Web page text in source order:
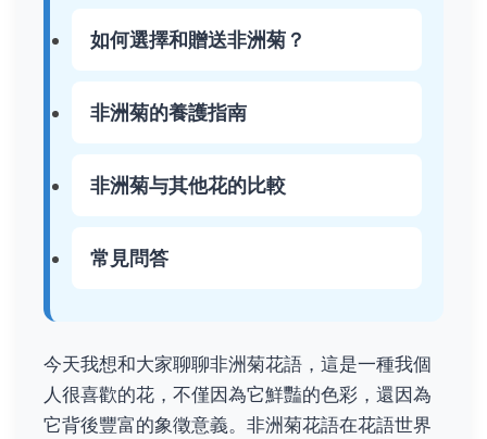
如何選擇和贈送非洲菊？
非洲菊的養護指南
非洲菊与其他花的比較
常見問答
今天我想和大家聊聊非洲菊花語，這是一種我個
人很喜歡的花，不僅因為它鮮豔的色彩，還因為
它背後豐富的象徵意義。非洲菊花語在花語世界